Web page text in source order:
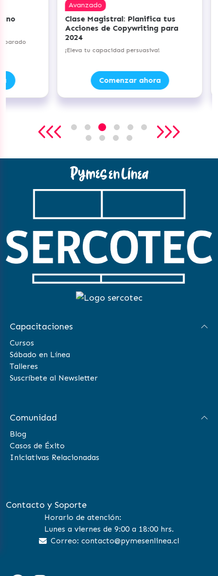
Avanzado
Clase Magistral: Planifica tus
Acciones de Copywriting para
¡Eleva tu capacidad persuasiva!
Comenzar ahora
Capacitaciones
Cursos
Sábado en Línea
Talleres
Suscríbete al Newsletter
Comunidad
Blog
Casos de Éxito
Iniciativas Relacionadas
Contacto y Soporte
Horario de atención:
Lunes a viernes de 9:00 a 18:00 hrs.
Correo: contacto@pymesenlinea.cl